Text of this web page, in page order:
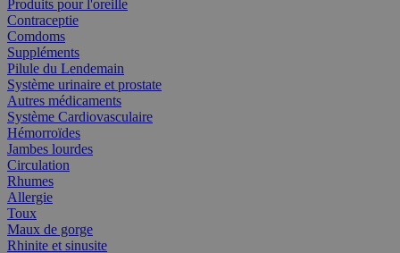
Produits pour l'oreille
Contraceptie
Comdoms
Suppléments
Pilule du Lendemain
Système urinaire et prostate
Autres médicaments
Système Cardiovasculaire
Hémorroïdes
Jambes lourdes
Circulation
Rhumes
Allergie
Toux
Maux de gorge
Rhinite et sinusite